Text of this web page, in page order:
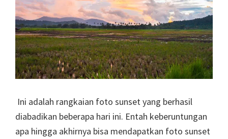
Ini adalah rangkaian foto sunset yang berhasil
diabadikan beberapa hari ini. Entah keberuntungan
apa hingga akhirnya bisa mendapatkan foto sunset